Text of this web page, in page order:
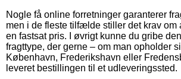
Nogle få online forretninger garanterer
men i de fleste tilfælde stiller det krav om
en fastsat pris. I øvrigt kunne du gribe
fragttype, der gerne – om man opholder
København, Frederikshavn eller
leveret bestillingen til et udleveringssted.